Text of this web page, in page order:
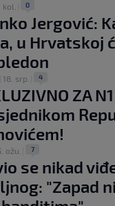
kol. 0
Jergović:
u Hrvatskoj
18. srp. 4
ZA
ožu. 7
se nikad
"Zapad